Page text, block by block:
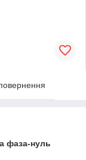
фаза-нуль